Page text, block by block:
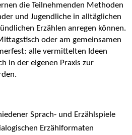
die Teilnehmenden Methoden
und Jugendliche in alltäglichen
Erzählen anregen können.
oder am gemeinsamen
alle vermittelten Ideen
in der eigenen Praxis zur
Sprach- und Erzählspiele
Erzählformaten